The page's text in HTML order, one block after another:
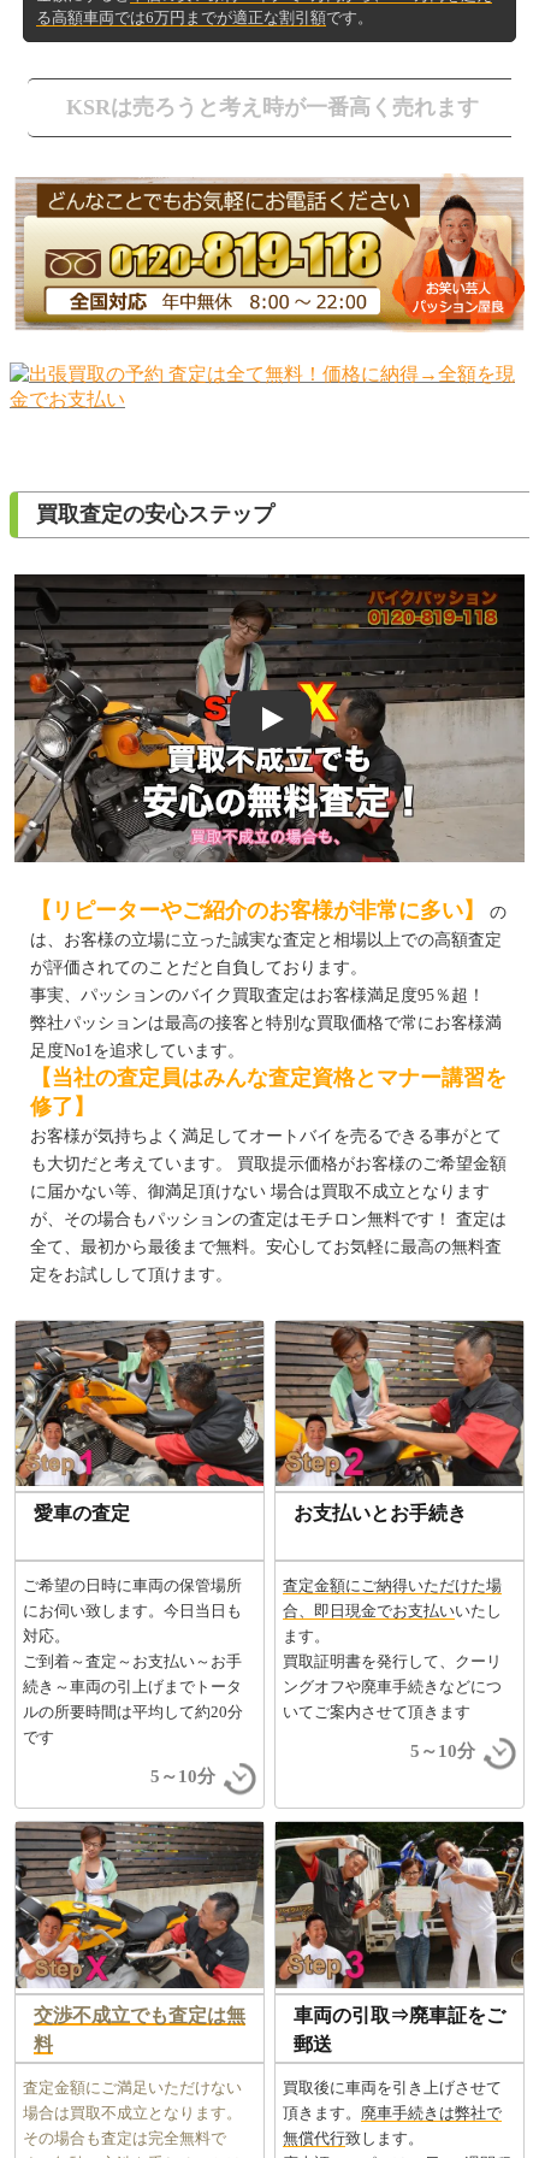
る高額車両では6万円までが適正な割引額です。
KSRは売ろうと考え時が一番高く売れます
買取査定の安心ステップ
Play
【リピーターやご紹介のお客様が非常に多い】
は、お客様の立場に立った誠実な査定と相場以上での高額査定
が評価されてのことだと自負しております。
事実、パッションのバイク買取査定はお客様満足度95％超！
弊社パッションは最高の接客と特別な買取価格で常にお客様満
足度No1を追求しています。
【当社の査定員はみんな査定資格とマナー講習を
修了】
お客様が気持ちよく満足してオートバイを売るできる事がとて
も大切だと考えています。 買取提示価格がお客様のご希望金額
に届かない等、御満足頂けない 場合は買取不成立となります
が、その場合もパッションの査定はモチロン無料です！ 査定は
全て、最初から最後まで無料。安心してお気軽に最高の無料査
定をお試しして頂けます。
愛車の査定
ご希望の日時に車両の保管場所
にお伺い致します。今日当日も
対応。
ご到着～査定～お支払い～お手
続き～車両の引上げまでトータ
ルの所要時間は平均して約20分
です
5～10分
お支払いとお手続き
査定金額にご納得いただけた場
合、即日現金でお支払いいたし
ます。
買取証明書を発行して、クーリ
ングオフや廃車手続きなどにつ
いてご案内させて頂きます
5～10分
交渉不成立でも査定は無
料
査定金額にご満足いただけない
場合は買取不成立となります。
その場合も査定は完全無料で
車両の引取⇒廃車証をご
郵送
買取後に車両を引き上げさせて
頂きます。 廃車手続きは弊社で
無償代行致します。